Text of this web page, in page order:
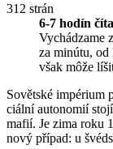
312 strán
6-7 hodín
Vychádzame
za minútu,
však môže
Sovětské impérium
ciální autonomií
mafií. Je zima roku
nový případ: u